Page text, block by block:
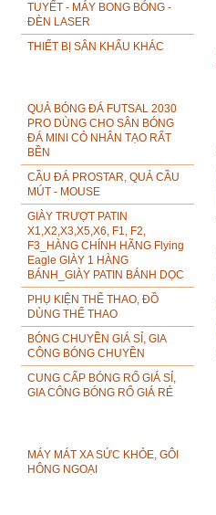
TUYẾT - MÁY BONG BÓNG -
ĐÈN LASER
THIẾT BỊ SÂN KHẤU KHÁC
QUẢ BÓNG ĐÁ FUTSAL 2030
PRO DÙNG CHO SÂN BÓNG
ĐÁ MINI CỎ NHÂN TẠO RẤT
BỀN
CẦU ĐÁ PROSTAR, QUẢ CẦU
MÚT - MOUSE
GIÀY TRƯỢT PATIN
X1,X2,X3,X5,X6, F1, F2,
F3_HÀNG CHÍNH HÃNG Flying
Eagle GIÀY 1 HÀNG
BÁNH_GIÀY PATIN BÁNH DỌC
PHỤ KIỆN THỂ THAO, ĐỒ
DÙNG THỂ THAO
BÓNG CHUYỀN GIÁ SỈ, GIA
CÔNG BÓNG CHUYỀN
CUNG CẤP BÓNG RỔ GIÁ SỈ,
GIA CÔNG BÓNG RỔ GIÁ RẺ
TẶNG Ý NGHĨA CHO NGƯỜI GIÀ
MÁY MÁT XA SỨC KHỎE, GÔI
HÔNG NGOẠI